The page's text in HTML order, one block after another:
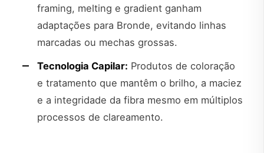
framing, melting e gradient ganham
adaptações para Bronde, evitando linhas
marcadas ou mechas grossas.
Tecnologia Capilar: Produtos de coloração
e tratamento que mantêm o brilho, a maciez
e a integridade da fibra mesmo em múltiplos
processos de clareamento.